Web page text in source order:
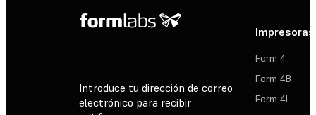
Introduce tu dirección de correo
electrónico para recibir
Impresoras
Form 4
Form 4B
Form 4L